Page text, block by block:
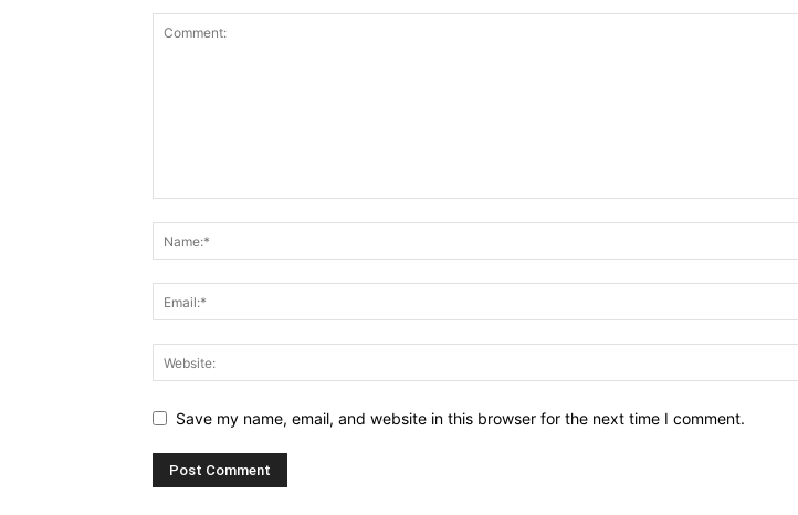
Save my name, email, and website in this browser for the next time I comment.